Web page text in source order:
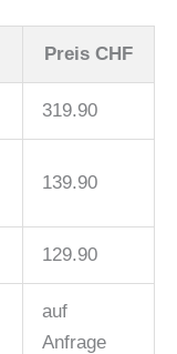
Preis CHF
319.90
139.90
129.90
auf
Anfrage